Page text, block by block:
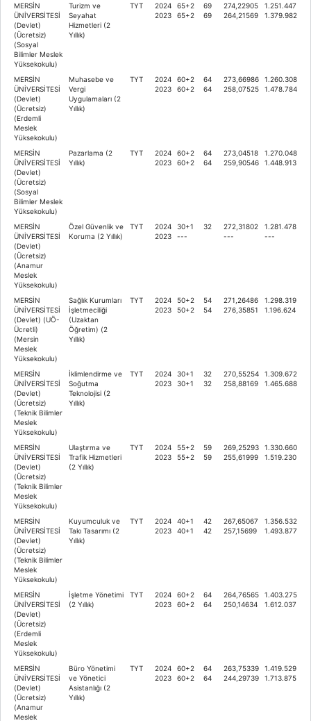
MERSİN
ÜNİVERSİTESİ
(Devlet)
(Ücretsiz)
(Sosyal
Bilimler Meslek
Yüksekokulu)
Turizm ve
Seyahat
Hizmetleri (2
Yıllık)
TYT
2024
2023
65+2
65+2
69
69
274,22905
264,21569
1.251.447
1.379.982
MERSİN
ÜNİVERSİTESİ
(Devlet)
(Ücretsiz)
(Erdemli
Meslek
Yüksekokulu)
Muhasebe ve
Vergi
Uygulamaları (2
Yıllık)
TYT
2024
2023
60+2
60+2
64
64
273,66986
258,07525
1.260.308
1.478.784
MERSİN
ÜNİVERSİTESİ
(Devlet)
(Ücretsiz)
(Sosyal
Bilimler Meslek
Yüksekokulu)
Pazarlama (2
Yıllık)
TYT
2024
2023
60+2
60+2
64
64
273,04518
259,90546
1.270.048
1.448.913
MERSİN
ÜNİVERSİTESİ
(Devlet)
(Ücretsiz)
(Anamur
Meslek
Yüksekokulu)
Özel Güvenlik ve
Koruma (2 Yıllık)
TYT
2024
2023
30+1
---
32
272,31802
---
1.281.478
---
MERSİN
ÜNİVERSİTESİ
(Devlet) (UÖ-
Ücretli)
(Mersin
Meslek
Yüksekokulu)
Sağlık Kurumları
İşletmeciliği
(Uzaktan
Öğretim) (2
Yıllık)
TYT
2024
2023
50+2
50+2
54
54
271,26486
276,35851
1.298.319
1.196.624
MERSİN
ÜNİVERSİTESİ
(Devlet)
(Ücretsiz)
(Teknik Bilimler
Meslek
Yüksekokulu)
İklimlendirme ve
Soğutma
Teknolojisi (2
Yıllık)
TYT
2024
2023
30+1
30+1
32
32
270,55254
258,88169
1.309.672
1.465.688
MERSİN
ÜNİVERSİTESİ
(Devlet)
(Ücretsiz)
(Teknik Bilimler
Meslek
Yüksekokulu)
Ulaştırma ve
Trafik Hizmetleri
(2 Yıllık)
TYT
2024
2023
55+2
55+2
59
59
269,25293
255,61999
1.330.660
1.519.230
MERSİN
ÜNİVERSİTESİ
(Devlet)
(Ücretsiz)
(Teknik Bilimler
Meslek
Yüksekokulu)
Kuyumculuk ve
Takı Tasarımı (2
Yıllık)
TYT
2024
2023
40+1
40+1
42
42
267,65067
257,15699
1.356.532
1.493.877
MERSİN
ÜNİVERSİTESİ
(Devlet)
(Ücretsiz)
(Erdemli
Meslek
Yüksekokulu)
İşletme Yönetimi
(2 Yıllık)
TYT
2024
2023
60+2
60+2
64
64
264,76565
250,14634
1.403.275
1.612.037
MERSİN
ÜNİVERSİTESİ
(Devlet)
(Ücretsiz)
(Anamur
Meslek
Büro Yönetimi
ve Yönetici
Asistanlığı (2
Yıllık)
TYT
2024
2023
60+2
60+2
64
64
263,75339
244,29739
1.419.529
1.713.875